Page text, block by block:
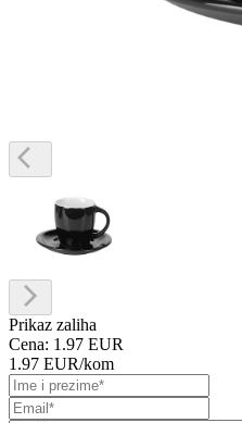
Prikaz zaliha
Cena: 1.97 EUR
1.97 EUR/kom